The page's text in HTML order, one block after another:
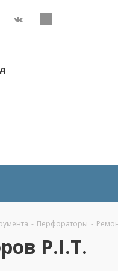
- Перфораторы -
P.I.T.